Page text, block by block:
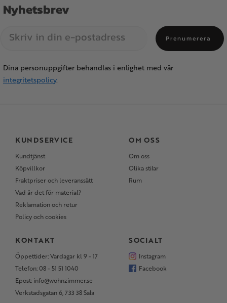
Nyhetsbrev
Prenumerera
Dina personuppgifter behandlas i enlighet med vår
integritetspolicy.
KUNDSERVICE
Kundtjänst
Köpvillkor
Fraktpriser och leveranssätt
Vad är det för material?
Reklamation och retur
Policy och cookies
OM OSS
Om oss
Olika stilar
Rum
KONTAKT
Öppettider: Vardagar kl 9 - 17
Telefon: 08 - 51 51 1040
Epost: info@wohnzimmer.se
Verkstadsgatan 6, 733 38 Sala
SOCIALT
Instagram
Facebook